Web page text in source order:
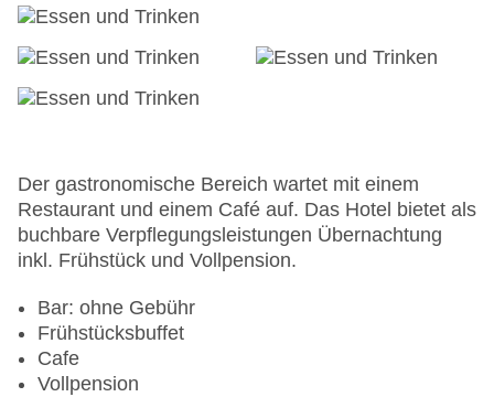
Der gastronomische Bereich wartet mit einem
Restaurant und einem Café auf. Das Hotel bietet als
buchbare Verpflegungsleistungen Übernachtung
inkl. Frühstück und Vollpension.
Bar: ohne Gebühr
Frühstücksbuffet
Cafe
Vollpension